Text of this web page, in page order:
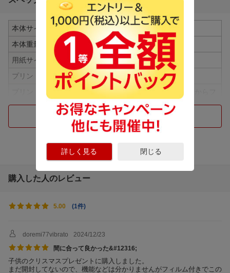
詳しく見る 閉じる
本体サイズ mm
90×37.3×125mm（突起部除く）
本体重量
210g（フィルム別）
用紙サイズ
86mm×54mm
プリント画素数
800×600ドット
画像データ受信完了後、書き込みからフ
ィルム排出まで約15秒
インターフェイス
準拠規格：Bluetooth Ver.5.1
スマートフォン専用
スマートフォン専用
約3W
付属品
専用USB Type-Cケーブル（長さ30cm）
■プリント画面サイズ：62×46mm
■露光解像度：12.5ドット/mm（318dp
i、80μmドットピッチ）
つづきを見る
購入した人のレビュー
5.00 (1件)
doremi77vibrato
2024/12/23
間に合って良かった&#12316;
子供のクリスマスプレゼントに購入しました。
まだ開封してないので、機能などは分かりませんがフィルム付きでこの